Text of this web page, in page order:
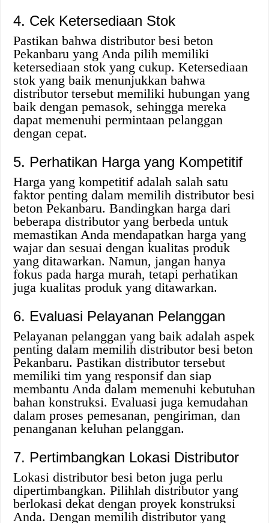
4. Cek Ketersediaan Stok
Pastikan bahwa distributor besi beton
Pekanbaru yang Anda pilih memiliki
ketersediaan stok yang cukup. Ketersediaan
stok yang baik menunjukkan bahwa
distributor tersebut memiliki hubungan yang
baik dengan pemasok, sehingga mereka
dapat memenuhi permintaan pelanggan
dengan cepat.
5. Perhatikan Harga yang Kompetitif
Harga yang kompetitif adalah salah satu
faktor penting dalam memilih distributor besi
beton Pekanbaru. Bandingkan harga dari
beberapa distributor yang berbeda untuk
memastikan Anda mendapatkan harga yang
wajar dan sesuai dengan kualitas produk
yang ditawarkan. Namun, jangan hanya
fokus pada harga murah, tetapi perhatikan
juga kualitas produk yang ditawarkan.
6. Evaluasi Pelayanan Pelanggan
Pelayanan pelanggan yang baik adalah aspek
penting dalam memilih distributor besi beton
Pekanbaru. Pastikan distributor tersebut
memiliki tim yang responsif dan siap
membantu Anda dalam memenuhi kebutuhan
bahan konstruksi. Evaluasi juga kemudahan
dalam proses pemesanan, pengiriman, dan
penanganan keluhan pelanggan.
7. Pertimbangkan Lokasi Distributor
Lokasi distributor besi beton juga perlu
dipertimbangkan. Pilihlah distributor yang
berlokasi dekat dengan proyek konstruksi
Anda. Dengan memilih distributor yang